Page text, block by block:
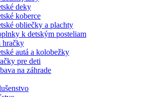
deky
koberce
obliečky a plachty
k detským posteliam
hračky
autá a kolobežky
pre deti
na záhrade